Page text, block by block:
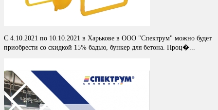
С 4.10.2021 по 10.10.2021 в Харькове в ООО "Спектрум" можно будет
приобрести со скидкой 15% бадью, бункер для бетона. Проц�...